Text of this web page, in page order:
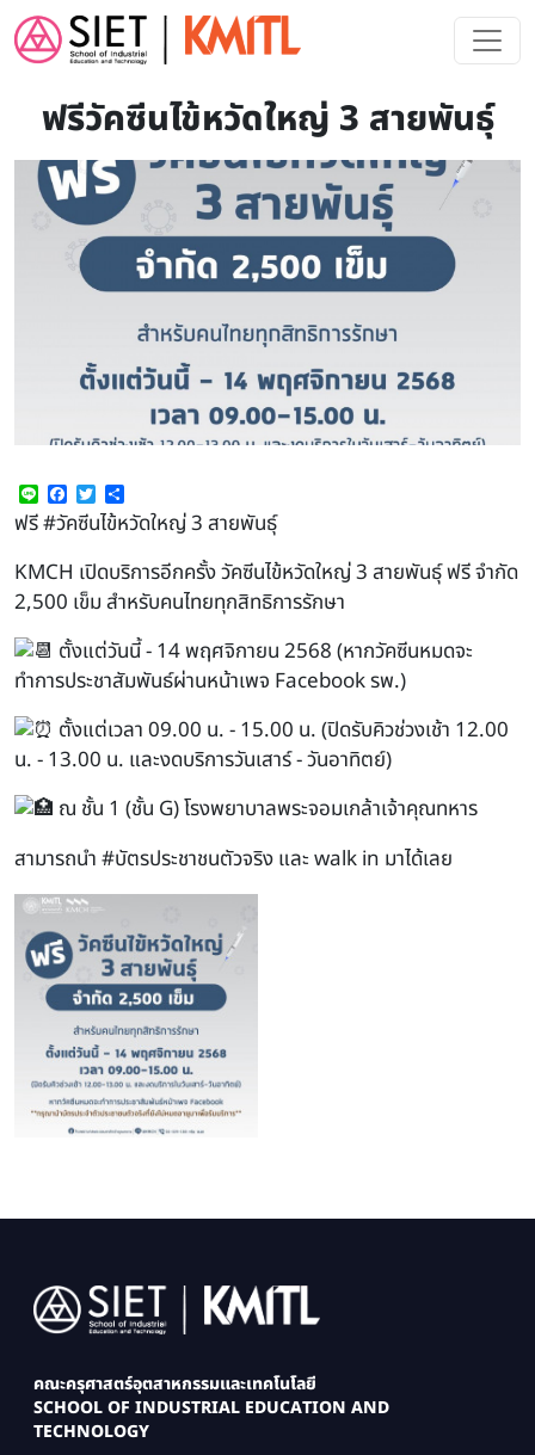
Skip to main content
ฟรีวัคซีนไข้หวัดใหญ่ 3 สายพันธ์ุ
Line Facebook
Twitter
ฟรี#วัคซีนไข้หวัดใหญ่3 สายพันธ์ุ
KMCH เปิดบริการอีกครั้ง วัคซีนไข้หวัดใหญ่ 3 สายพันธุ์ ฟรี จำกัด
2,500 เข็ม สำหรับคนไทยทุกสิทธิการรักษา
ตั้งแต่วันนี้ - 14 พฤศจิกายน 2568 (หากวัคซีนหมดจะ
ทำการประชาสัมพันธ์ผ่านหน้าเพจ Facebook รพ.)
ตั้งแต่เวลา 09.00 น. - 15.00 น. (ปิดรับคิวช่วงเช้า 12.00
น. - 13.00 น. และงดบริการวันเสาร์ - วันอาทิตย์)
ณ ชั้น 1 (ชั้น G) โรงพยาบาลพระจอมเกล้าเจ้าคุณทหาร
สามารถนำ#บัตรประชาชนตัวจริงและ walk in มาได้เลย
Image
คณะครุศาสตร์อุตสาหกรรมและเทคโนโลยี
SCHOOL OF INDUSTRIAL EDUCATION AND
TECHNOLOGY